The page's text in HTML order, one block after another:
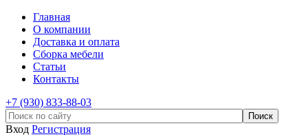
Главная
О компании
Доставка и оплата
Сборка мебели
Статьи
Контакты
+7 (930) 833-88-03
Вход Регистрация